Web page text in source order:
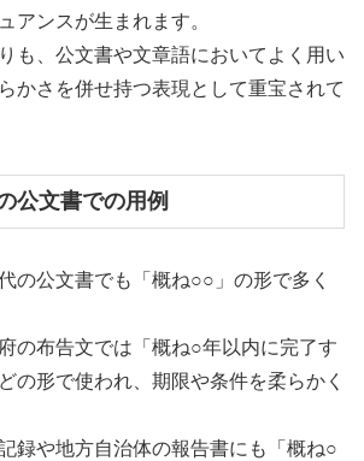
アンスが生まれます。
も、公文書や文章語においてよく用い
かさを併せ持つ表現として重宝されて
公文書での用例
の公文書でも「概ね○○」の形で多く
の布告文では「概ね○年以内に完了す
の形で使われ、期限や条件を柔らかく
録や地方自治体の報告書にも「概ね○